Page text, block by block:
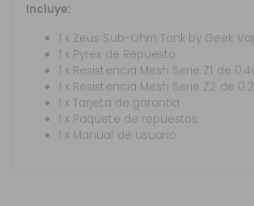
Incluye:
1 x Zeus Sub-Ohm Tank by Geek
1 x Pyrex de Repuesto
1 x Resistencia Mesh Serie Z1 de
1 x Resistencia Mesh Serie Z2 de
1 x Tarjeta de garantía
1 x Paquete de repuestos
1 x Manual de usuario